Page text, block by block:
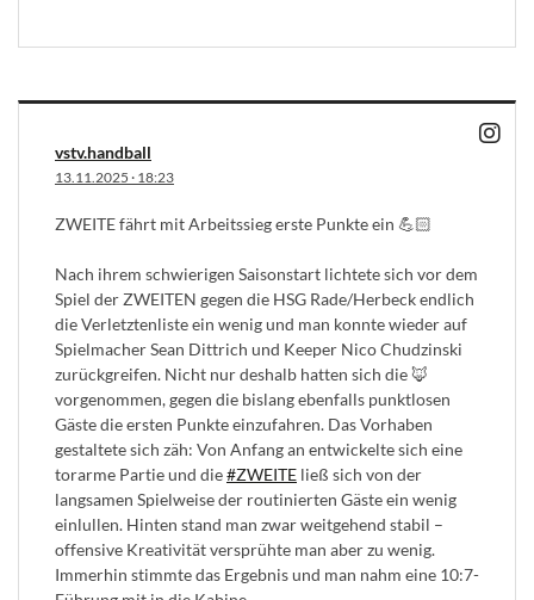
vstv.handball
13.11.2025 · 18:23
ZWEITE fährt mit Arbeitssieg erste Punkte ein 💪🏻
Nach ihrem schwierigen Saisonstart lichtete sich vor dem
Spiel der ZWEITEN gegen die HSG Rade/Herbeck endlich
die Verletztenliste ein wenig und man konnte wieder auf
Spielmacher Sean Dittrich und Keeper Nico Chudzinski
zurückgreifen. Nicht nur deshalb hatten sich die 🦊
vorgenommen, gegen die bislang ebenfalls punktlosen
Gäste die ersten Punkte einzufahren. Das Vorhaben
gestaltete sich zäh: Von Anfang an entwickelte sich eine
torarme Partie und die#ZWEITE ließ sich von der
langsamen Spielweise der routinierten Gäste ein wenig
einlullen. Hinten stand man zwar weitgehend stabil –
offensive Kreativität versprühte man aber zu wenig.
Immerhin stimmte das Ergebnis und man nahm eine 10:7-